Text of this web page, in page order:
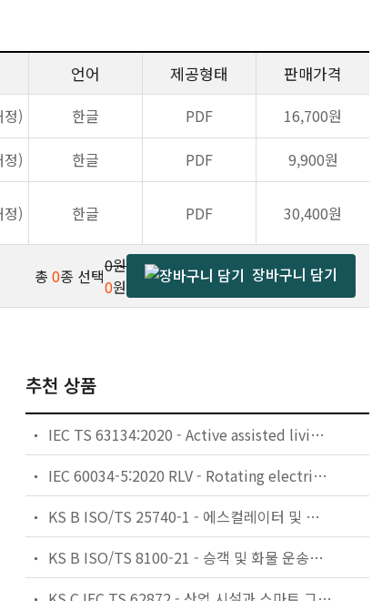
언어 제공형태 판매가격
) 한글 PDF
16,700원
) 한글 PDF 9,900원
) 한글 PDF 30,400원
총 0종 선택0원
0원
장바구니 담기
추천 상품
IEC TS 63134:2020 - Active assisted living (AAL) use cases
IEC 60034-5:2020 RLV - Rotating electrical machines - Part 5: Degrees of protection provided by the integral design of rotating electrical machines (IP code) - Classification
KS B ISO/TS 25740-1 - 에스컬레이터 및 무빙워크에 대한 안전요건 — 제1부: 세계공통 필수 안전요건(GESRs)
KS B ISO/TS 8100-21 - 승객 및 화물 운송용 엘리베이터 —제21부: 세계공통 필수안전요건(GESRs)을 충족하는 세계공통 안전 파라미터(GSPs)